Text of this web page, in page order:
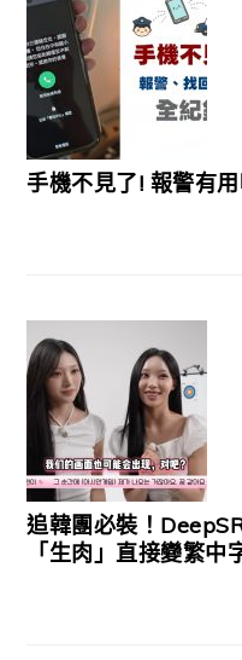
手機不見了! 報警有
追韓團必裝！
「生肉」直接變繁中